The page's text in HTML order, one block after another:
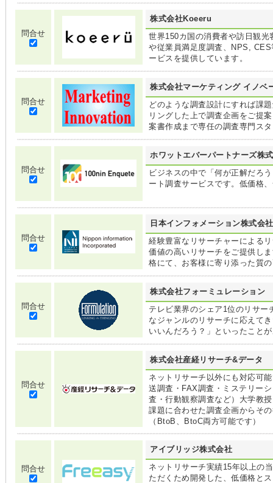
問合せ
株式会社Koeeru
世界150カ国の消費者や訪日観
や従業員満足度調査、NPS,
ービスを提供しています。
問合せ
株式会社マーケティング イノベ
どのような調査設計にすれば課
リングした上で調査企画をご提
案書作成まで専任の調査専門ス
問合せ
ホワットエバーパートナーズ株
ビジネスの中で「何が正解だろ
ート調査サービスです。低価格
問合せ
日本インフォメーション株式会社
経験豊富なリサーチャーによる
価値の高いリサーチをご提供し
格にて、お客様に寄り添った質
問合せ
株式会社フォーミュレーション
テレビ業界のシェア1位のリサ
なジャンルのリサーチに応えて
いいんだろう？」といったこと
問合せ
株式会社産経リサーチ&データ
ネットリサーチ以外にも対応可
送調査・FAX調査・ミステリー
査・行動観察調査など）大学教
課題に合わせた調査企画からそ
（BtoB、BtoC両方可能です）
問合せ
アイブリッジ株式会社
ネットリサーチ実績15年以上の
ただくため開発した、低価格と